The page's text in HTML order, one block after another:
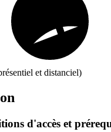
et distanciel)
d'accès et